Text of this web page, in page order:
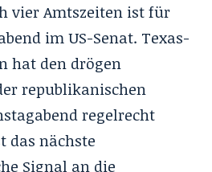
vier Amtszeiten ist für
im US-Senat. Texas-
hat den drögen
republikanischen
regelrecht
das nächste
Signal an die